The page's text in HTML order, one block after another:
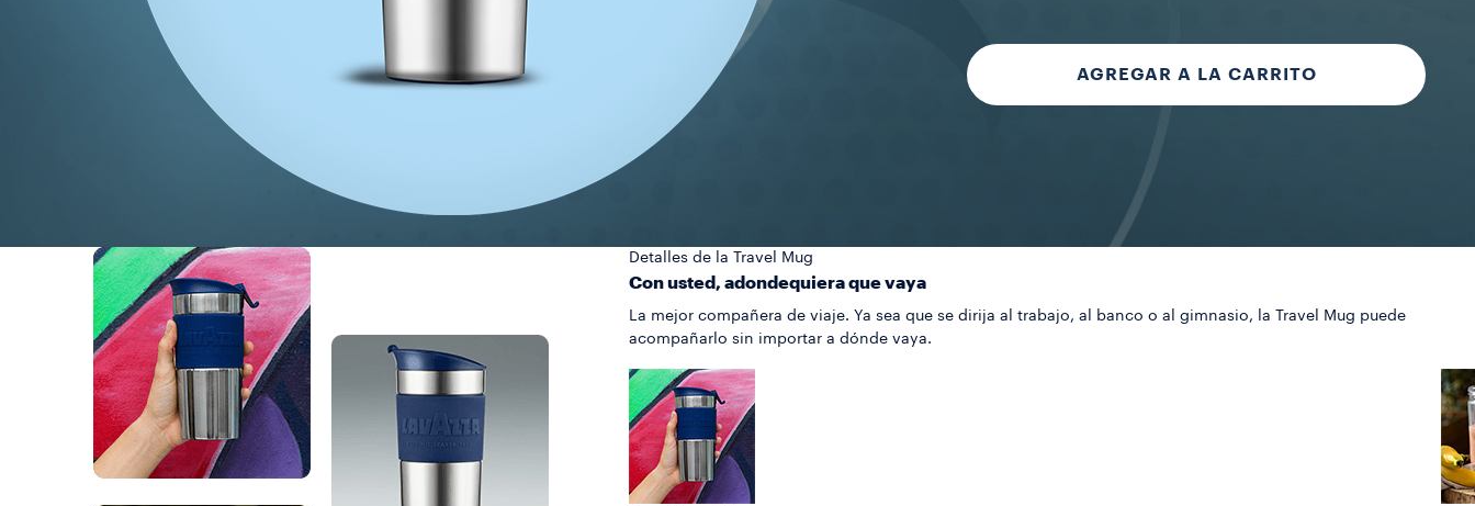
AGREGAR A LA CARRITO
Detalles de la Travel Mug
Con usted, adondequiera que vaya
La mejor compañera de viaje. Ya sea que se dirija al trabajo, al banco o al gimnasio, la Travel Mug puede
acompañarlo sin importar a dónde vaya.